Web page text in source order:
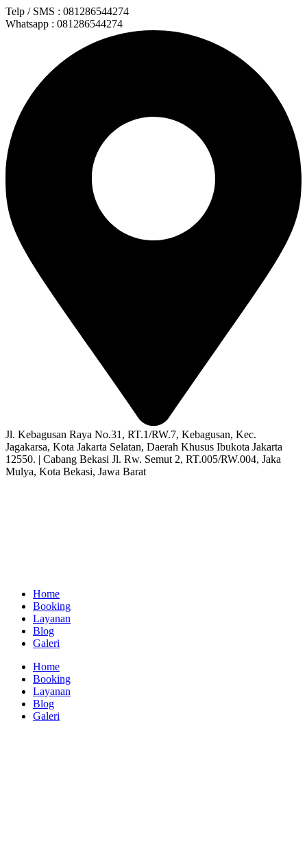
Lewati
ke
Telp / SMS : 081286544274
Whatsapp : 081286544274
Jl. Kebagusan Raya No.31, RT.1/RW.7, Kebagusan, Kec.
Jagakarsa, Kota Jakarta Selatan, Daerah Khusus Ibukota Jakarta
12550. | Cabang Bekasi Jl. Rw. Semut 2, RT.005/RW.004, Jaka
Mulya, Kota Bekasi, Jawa Barat
Home
Booking
Layanan
Blog
Galeri
Home
Booking
Layanan
Blog
Galeri